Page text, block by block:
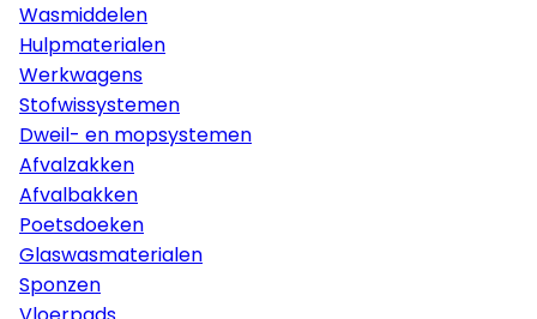
Wasmiddelen
Hulpmaterialen
Werkwagens
Stofwissystemen
Dweil- en mopsystemen
Afvalzakken
Afvalbakken
Poetsdoeken
Glaswasmaterialen
Sponzen